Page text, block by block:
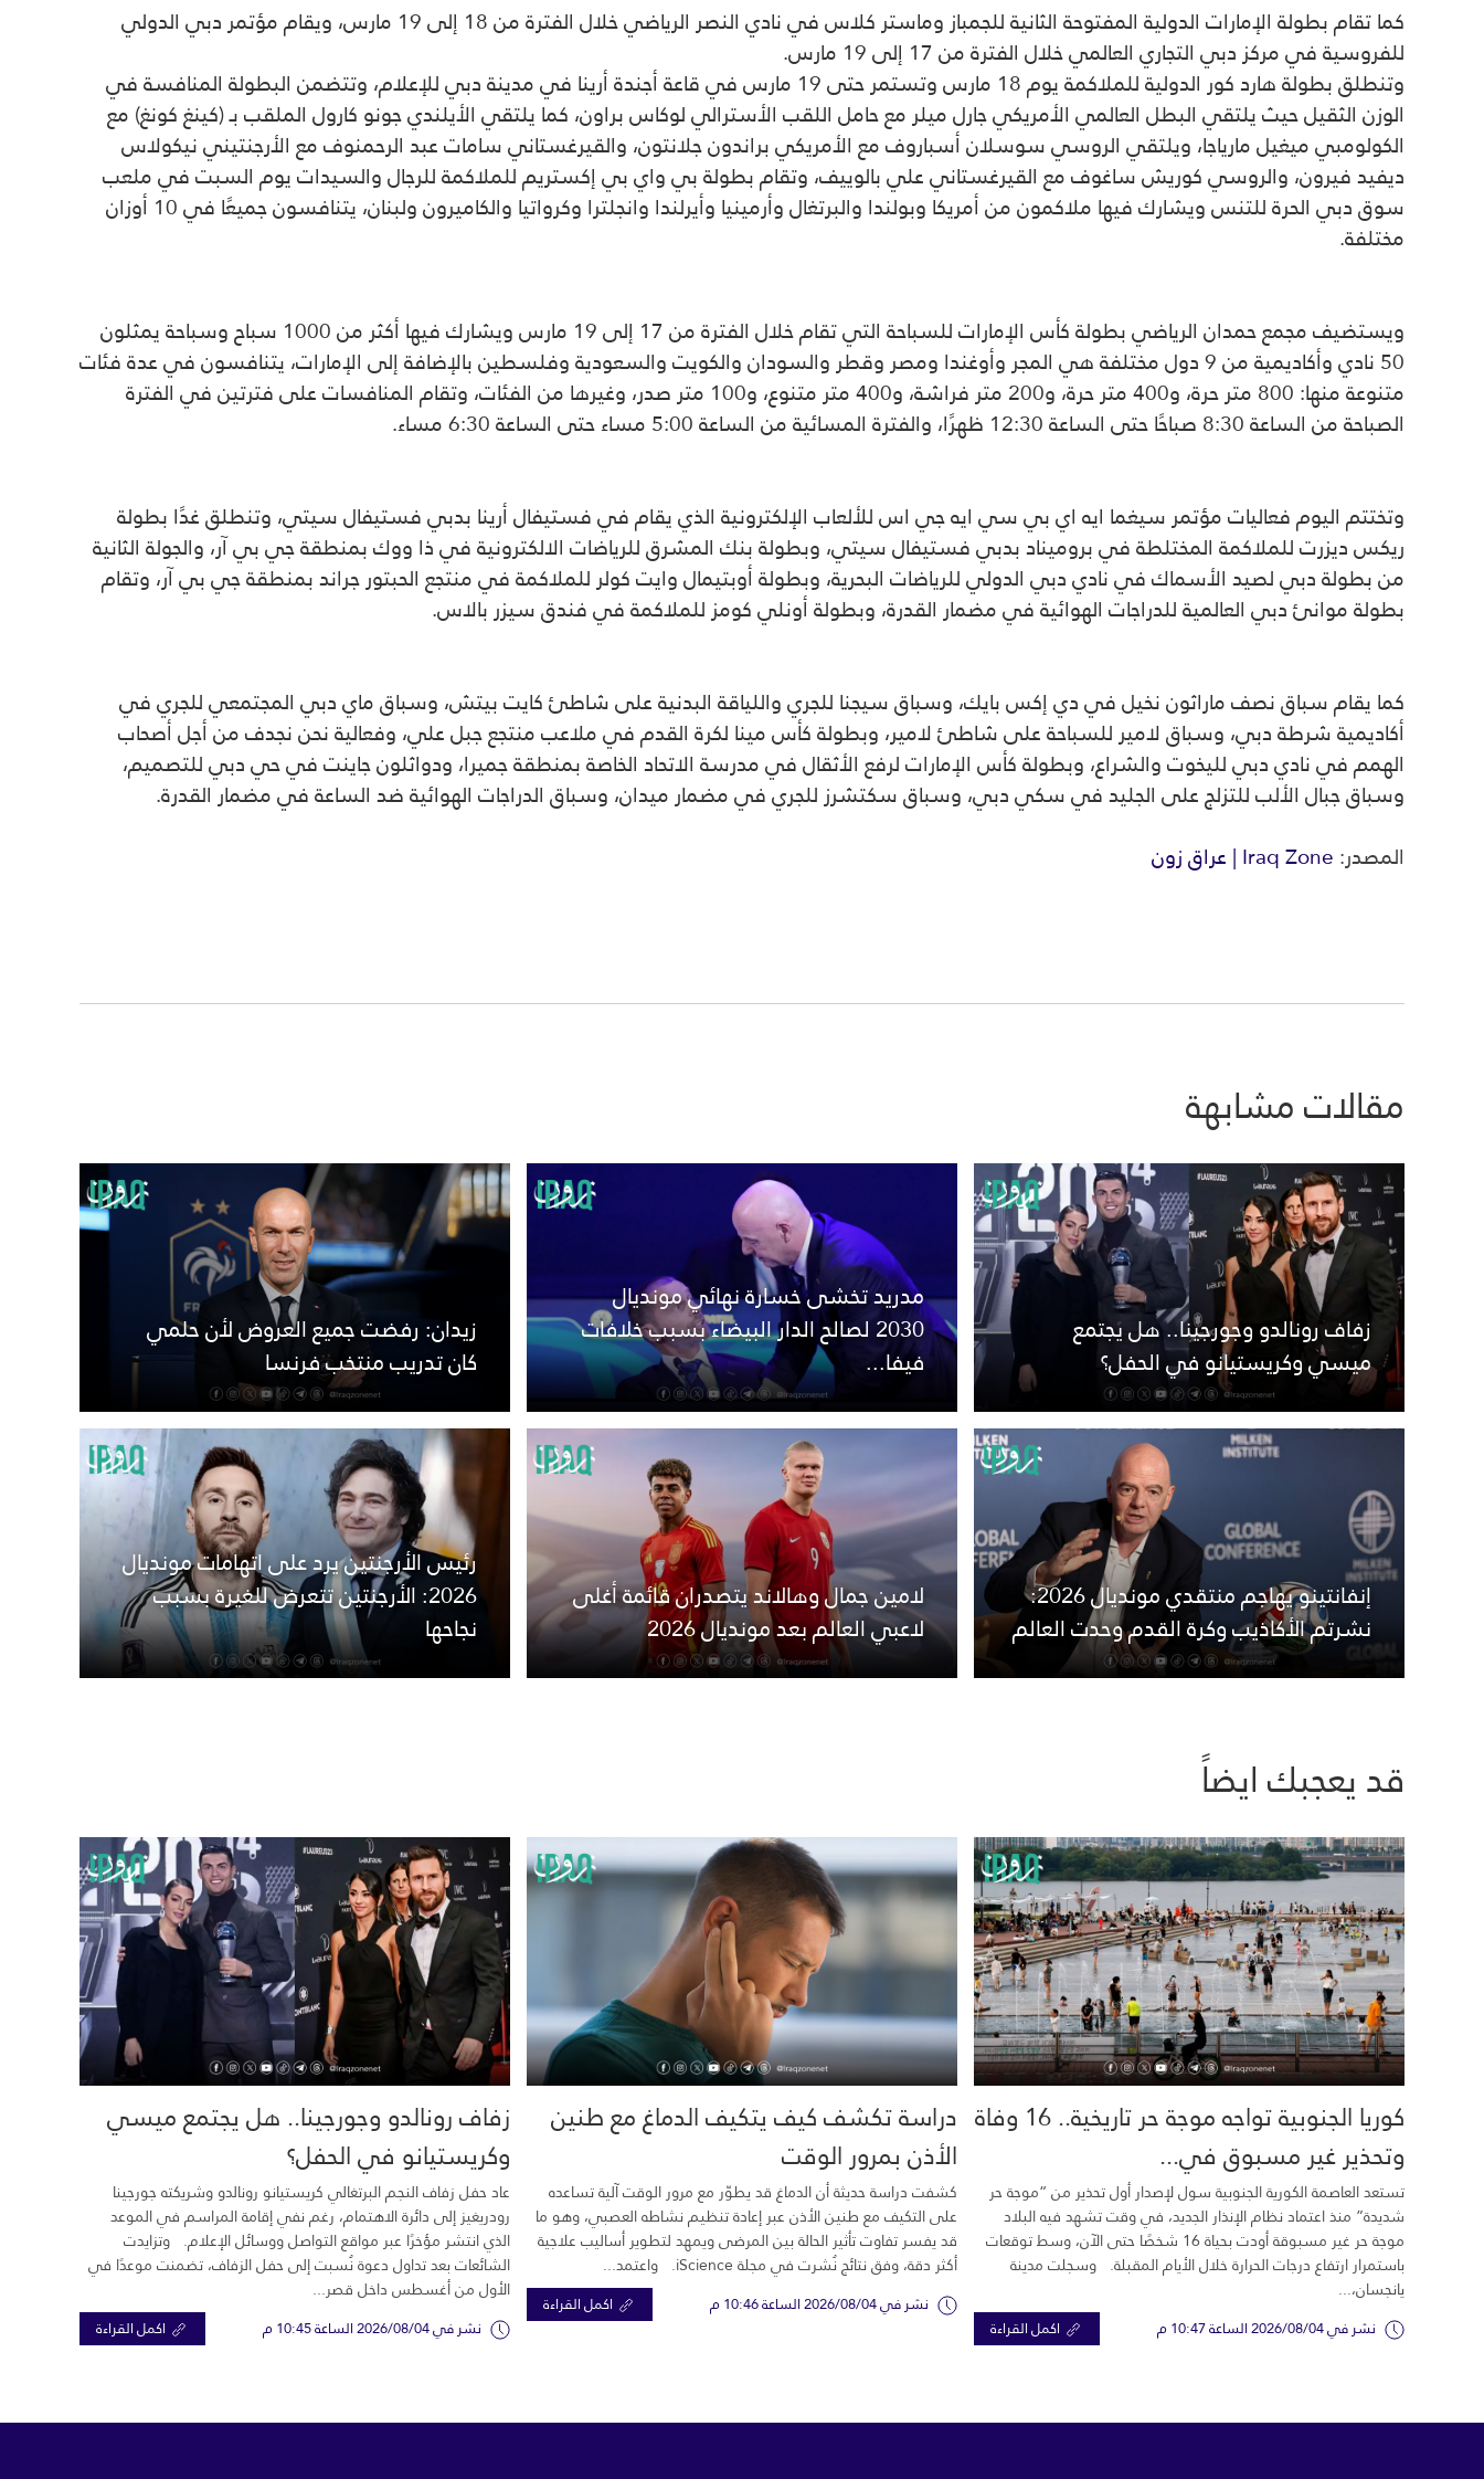
كما تقام بطولة الإمارات الدولية المفتوحة الثانية للجمباز وماستر كلاس في نادي النصر الرياضي خلال الفترة من 18 إلى 19 مارس، ويقام مؤتمر دبي الدولي
للفروسية في مركز دبي التجاري العالمي خلال الفترة من 17 إلى 19 مارس.
وتنطلق بطولة هارد كور الدولية للملاكمة يوم 18 مارس وتستمر حتى 19 مارس في قاعة أجندة أرينا في مدينة دبي للإعلام، وتتضمن البطولة المنافسة في
الوزن الثقيل حيث يلتقي البطل العالمي الأمريكي جارل ميلر مع حامل اللقب الأسترالي لوكاس براون، كما يلتقي الأيلندي جونو كارول الملقب بـ (كينغ كونغ) مع
الكولومبي ميغيل مارياجا، ويلتقي الروسي سوسلان أسباروف مع الأمريكي براندون جلانتون، والقيرغستاني سامات عبد الرحمنوف مع الأرجنتيني نيكولاس
ديفيد فيرون، والروسي كوريش ساغوف مع القيرغستاني علي بالوييف، وتقام بطولة بي واي بي إكستريم للملاكمة للرجال والسيدات يوم السبت في ملعب
سوق دبي الحرة للتنس ويشارك فيها ملاكمون من أمريكا وبولندا والبرتغال وأرمينيا وأيرلندا وانجلترا وكرواتيا والكاميرون ولبنان، يتنافسون جميعًا في 10 أوزان
مختلفة.
ويستضيف مجمع حمدان الرياضي بطولة كأس الإمارات للسباحة التي تقام خلال الفترة من 17 إلى 19 مارس ويشارك فيها أكثر من 1000 سباح وسباحة يمثلون
50 نادي وأكاديمية من 9 دول مختلفة هي المجر وأوغندا ومصر وقطر والسودان والكويت والسعودية وفلسطين بالإضافة إلى الإمارات، يتنافسون في عدة فئات
متنوعة منها: 800 متر حرة، و400 متر حرة، و200 متر فراشة، و400 متر متنوع، و100 متر صدر، وغيرها من الفئات، وتقام المنافسات على فترتين في الفترة
الصباحة من الساعة 8:30 صباحًا حتى الساعة 12:30 ظهرًا، والفترة المسائية من الساعة 5:00 مساء حتى الساعة 6:30 مساء.
وتختتم اليوم فعاليات مؤتمر سيغما ايه اي بي سي ايه جي اس للألعاب الإلكترونية الذي يقام في فستيفال أرينا بدبي فستيفال سيتي، وتنطلق غدًا بطولة
ريكس ديزرت للملاكمة المختلطة في بروميناد بدبي فستيفال سيتي، وبطولة بنك المشرق للرياضات الالكترونية في ذا ووك بمنطقة جي بي آر، والجولة الثانية
من بطولة دبي لصيد الأسماك في نادي دبي الدولي للرياضات البحرية، وبطولة أوبتيمال وايت كولر للملاكمة في منتجع الحبتور جراند بمنطقة جي بي آر، وتقام
بطولة موانئ دبي العالمية للدراجات الهوائية في مضمار القدرة، وبطولة أونلي كومز للملاكمة في فندق سيزر بالاس.
كما يقام سباق نصف ماراثون نخيل في دي إكس بايك، وسباق سيجنا للجري واللياقة البدنية على شاطئ كايت بيتش، وسباق ماي دبي المجتمعي للجري في
أكاديمية شرطة دبي، وسباق لامير للسباحة على شاطئ لامير، وبطولة كأس مينا لكرة القدم في ملاعب منتجع جبل علي، وفعالية نحن نجدف من أجل أصحاب
الهمم في نادي دبي لليخوت والشراع، وبطولة كأس الإمارات لرفع الأثقال في مدرسة الاتحاد الخاصة بمنطقة جميرا، ودواثلون جاينت في حي دبي للتصميم،
وسباق جبال الألب للتزلج على الجليد في سكي دبي، وسباق سكتشرز للجري في مضمار ميدان، وسباق الدراجات الهوائية ضد الساعة في مضمار القدرة.
المصدر:Iraq Zone | عراق زون
مقالات مشابهة
زفاف رونالدو وجورجينا.. هل يجتمع
ميسي وكريستيانو في الحفل؟
مدريد تخشى خسارة نهائي مونديال
2030 لصالح الدار البيضاء بسبب خلافات
فيفا...
زيدان: رفضت جميع العروض لأن حلمي
كان تدريب منتخب فرنسا
إنفانتينو يهاجم منتقدي مونديال 2026:
نشرتم الأكاذيب وكرة القدم وحدت العالم
لامين جمال وهالاند يتصدران قائمة أغلى
لاعبي العالم بعد مونديال 2026
رئيس الأرجنتين يرد على اتهامات مونديال
2026: الأرجنتين تتعرض للغيرة بسبب
نجاحها
قد يعجبك ايضاً
كوريا الجنوبية تواجه موجة حر تاريخية.. 16 وفاة
وتحذير غير مسبوق في...
تستعد العاصمة الكورية الجنوبية سول لإصدار أول تحذير من “موجة حر
شديدة” منذ اعتماد نظام الإنذار الجديد، في وقت تشهد فيه البلاد
موجة حر غير مسبوقة أودت بحياة 16 شخصًا حتى الآن، وسط توقعات
باستمرار ارتفاع درجات الحرارة خلال الأيام المقبلة. وسجلت مدينة
يانجسان،...
نشر في 2026/08/04 الساعة 10:47 م اكمل القراءة
دراسة تكشف كيف يتكيف الدماغ مع طنين
الأذن بمرور الوقت
كشفت دراسة حديثة أن الدماغ قد يطوّر مع مرور الوقت آلية تساعده
على التكيف مع طنين الأذن عبر إعادة تنظيم نشاطه العصبي، وهو ما
قد يفسر تفاوت تأثير الحالة بين المرضى ويمهد لتطوير أساليب علاجية
أكثر دقة، وفق نتائج نُشرت في مجلة iScience. واعتمد...
نشر في 2026/08/04 الساعة 10:46 م اكمل القراءة
زفاف رونالدو وجورجينا.. هل يجتمع ميسي
وكريستيانو في الحفل؟
عاد حفل زفاف النجم البرتغالي كريستيانو رونالدو وشريكته جورجينا
رودريغيز إلى دائرة الاهتمام، رغم نفي إقامة المراسم في الموعد
الذي انتشر مؤخرًا عبر مواقع التواصل ووسائل الإعلام. وتزايدت
الشائعات بعد تداول دعوة نُسبت إلى حفل الزفاف، تضمنت موعدًا في
الأول من أغسطس داخل قصر...
نشر في 2026/08/04 الساعة 10:45 م اكمل القراءة